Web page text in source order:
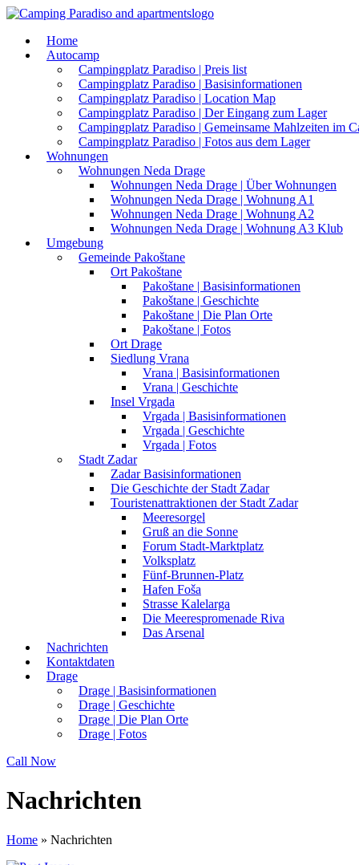
Home
Autocamp
Campingplatz Paradiso | Preis list
Campingplatz Paradiso | Basisinformationen
Campingplatz Paradiso | Location Map
Campingplatz Paradiso | Der Eingang zum Lager
Campingplatz Paradiso | Gemeinsame Mahlzeiten im
Campingplatz Paradiso | Fotos aus dem Lager
Wohnungen
Wohnungen Neda Drage
Wohnungen Neda Drage | Über Wohnungen
Wohnungen Neda Drage | Wohnung A1
Wohnungen Neda Drage | Wohnung A2
Wohnungen Neda Drage | Wohnung A3 Klub
Umgebung
Gemeinde Pakoštane
Ort Pakoštane
Pakoštane | Basisinformationen
Pakoštane | Geschichte
Pakoštane | Die Plan Orte
Pakoštane | Fotos
Ort Drage
Siedlung Vrana
Vrana | Basisinformationen
Vrana | Geschichte
Insel Vrgada
Vrgada | Basisinformationen
Vrgada | Geschichte
Vrgada | Fotos
Stadt Zadar
Zadar Basisinformationen
Die Geschichte der Stadt Zadar
Touristenattraktionen der Stadt Zadar
Meeresorgel
Gruß an die Sonne
Forum Stadt-Marktplatz
Volksplatz
Fünf-Brunnen-Platz
Hafen Foša
Strasse Kalelarga
Die Meerespromenade Riva
Das Arsenal
Nachrichten
Kontaktdaten
Drage
Drage | Basisinformationen
Drage | Geschichte
Drage | Die Plan Orte
Drage | Fotos
Call Now
Nachrichten
Home » Nachrichten